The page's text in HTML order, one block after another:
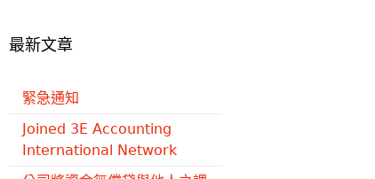
最新文章
緊急通知
Joined 3E Accounting
International Network